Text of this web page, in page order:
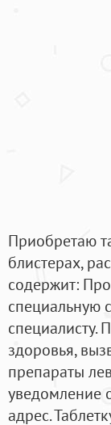
Приобретаю
блистерах,
содержит:
специальную
специалисту.
здоровья,
препараты
уведомление
адрес.